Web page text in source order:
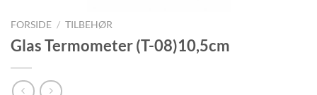
FORSIDE / TILBEHØR
Glas Termometer (T-08)10,5cm